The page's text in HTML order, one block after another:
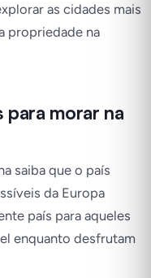
as cidades mais
propriedade na
para morar na
saiba que o país
da Europa
país para aqueles
enquanto desfrutam